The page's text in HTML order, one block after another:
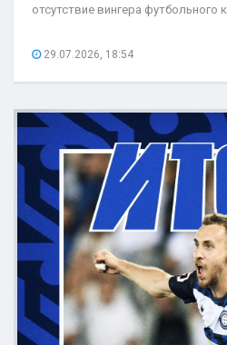
отсутствие вингера футбольного
29.07.2026, 18:54